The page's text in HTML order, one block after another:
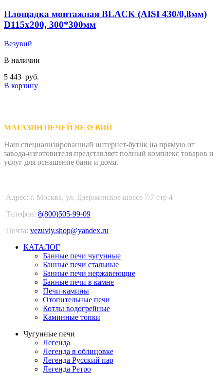
Площадка монтажная BLACK (AISI 430/0,8мм)
D115х200, 300*300мм
Везувий
В наличии
5 443 руб.
В корзину
МАГАЗИН ПЕЧЕЙ ВЕЗУВИЙ
Наш специализированный интернет-бутик на прямую от
завода-изготовителя представляет полный комплекс товаров и
услуг для оснащение бани и дома.
Адрес: г. Москва, ул. Дзержинское шоссе 7/7 стр 4
Телефон: 8(800)505-99-09
Почта: vezuviy.shop@yandex.ru
КАТАЛОГ
Банные печи чугунные
Банные печи стальные
Банные печи нержавеющие
Банные печи в камне
Печи-камины
Отопительные печи
Котлы водогрейные
Каминные топки
Чугунные печи
Легенда
Легенда в облицовке
Легенда Русский пар
Легенда Ретро